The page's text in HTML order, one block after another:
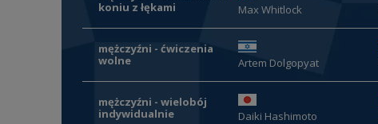
koniu z łękami
Max Whitlock
mężczyźni - ćwiczenia
wolne
Artem Dolgopyat
mężczyźni - wielobój
indywidualnie
Daiki Hashimoto